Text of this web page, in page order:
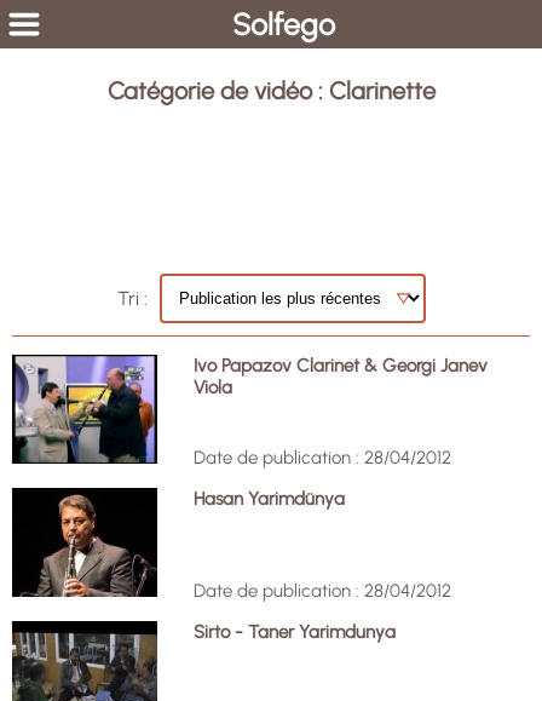
Solfego
Catégorie de vidéo : Clarinette
Tri :
Ivo Papazov Clarinet & Georgi Janev
Viola
Date de publication : 28/04/2012
Hasan Yarimdünya
Date de publication : 28/04/2012
Sirto - Taner Yarimdunya